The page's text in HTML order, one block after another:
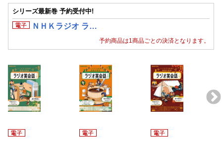
食べ物をすすめる
食べ物のすすめを断る
■連載
鴻巣友季子「名著への招待 海外文学の本棚から」
ポール・クリス・マクベイ「クリスの英語でよもやま話」
シリーズ最新巻 予約受付中!
ＮＨＫラジオ ラ…
予約商品は1商品ごとの決済となります。